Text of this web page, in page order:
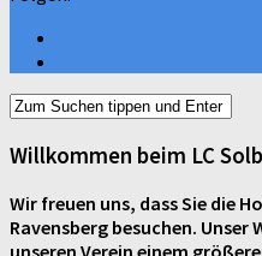
Willkommen beim LC
Wir freuen uns, dass Sie die
Ravensberg besuchen. Unser